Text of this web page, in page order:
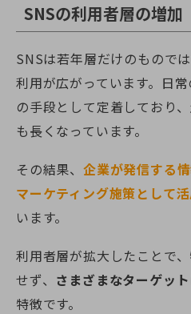
SNSの利用者層の増加
SNSは若年層だけのもので
利用が広がっています。日
の手段として定着しており
も長くなっています。
その結果、 企業が発信する
マーケティング施策として
います。
利用者層が拡大したことで
せず、 さまざまなターゲッ
特徴です。